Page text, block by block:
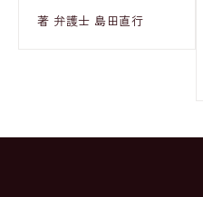
著 弁護士 島田直行